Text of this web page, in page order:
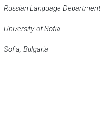
Russian Language Department
University of Sofia
Sofia, Bulgaria